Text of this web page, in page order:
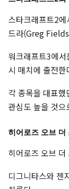
스타크래프트2
드라(Greg
워크래프트3에
시 매치에 출전한
각 종목을 대표
관심도 높을 것으
히어로즈 오브 더
히어로즈 오브
디그니타스와 젠